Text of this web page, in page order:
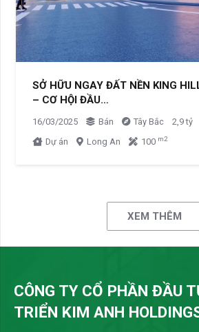
SỞ HỮU NGAY ĐẤT NỀN KING
– CƠ HỘI ĐẦU…
16/03/2025 Bán Tây Bắc
2,9 tỷ
Dự án
Long An 100 m2
XEM THÊM
CÔNG TY CỔ PHẦN ĐẦU
TRIỂN KIM ANH